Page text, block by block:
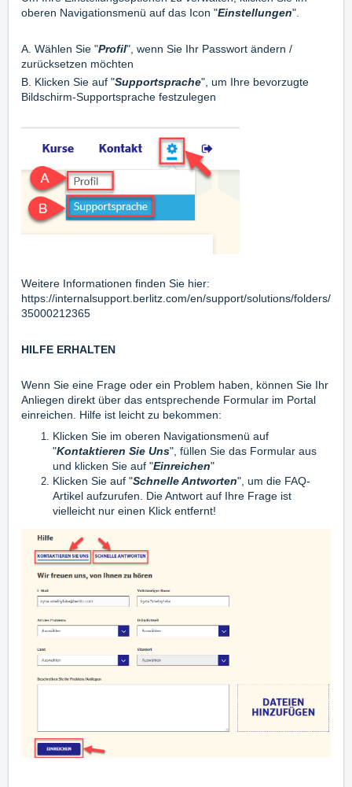
oberen Navigationsmenü auf das Icon "Einstellungen".
A. Wählen Sie "Profil", wenn Sie Ihr Passwort ändern /
zurücksetzen möchten
B. Klicken Sie auf "Supportsprache", um Ihre bevorzugte
Bildschirm-Supportsprache festzulegen
Weitere Informationen finden Sie hier:
https://internalsupport.berlitz.com/en/support/solutions/folders/
35000212365
HILFE ERHALTEN
Wenn Sie eine Frage oder ein Problem haben, können Sie Ihr
Anliegen direkt über das entsprechende Formular im Portal
einreichen. Hilfe ist leicht zu bekommen:
Klicken Sie im oberen Navigationsmenü auf
"Kontaktieren Sie Uns", füllen Sie das Formular aus
und klicken Sie auf "Einreichen"
Klicken Sie auf "Schnelle Antworten", um die FAQ-
Artikel aufzurufen. Die Antwort auf Ihre Frage ist
vielleicht nur einen Klick entfernt!